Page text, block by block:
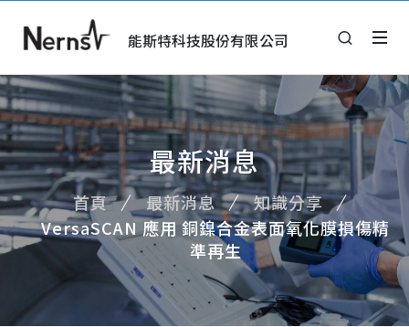
能斯特科技股份有限公司
最新消息
首頁 最新消息
知識分享
VersaSCAN 應用 銅鎳合金表面氧化膜損傷精
準再生